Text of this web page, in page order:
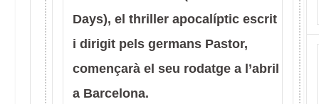
Days), el thriller apocalíptic escrit
i dirigit pels germans Pastor,
començarà el seu rodatge a l’abril
a Barcelona.